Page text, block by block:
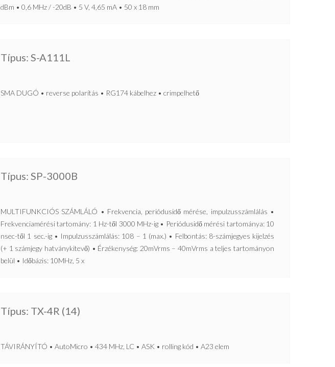
dBm • 0,6 MHz / -20dB • 5 V, 4,65 mA • 50 x 18 mm
Típus: S-A111L
SMA DUGÓ • reverse polarítás • RG174 kábelhez • crimpelhető
Típus: SP-3000B
MULTIFUNKCIÓS SZÁMLÁLÓ • Frekvencia, periódusidő mérése, impulzusszámlálás •
Frekvenciamérési tartomány: 1 Hz-től 3000 MHz-ig • Periódusidő mérési tartománya: 10
nsec-től 1 sec.-ig • Impulzusszámlálás: 108 – 1 (max.) • Felbontás: 8-számjegyes kijelzés
(+ 1 számjegy hatványkitevő) • Érzékenység: 20mVrms – 40mVrms a teljes tartományon
belül • Időbázis: 10MHz, 5 x
Típus: TX-4R (14)
TÁVIRÁNYÍTÓ • AutoMicro • 434 MHz, LC • ASK • rolling kód • A23 elem